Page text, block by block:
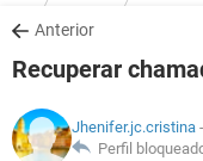
OUTLOOK
INSTAGRAM
GUIA DE COMPRAS
JOGOS
INSTAGRAM
DOWNLOADS
JOGOS
CELULAR
OUTLOOK
FÓRUM
JOGOS
GLOSSÁRIO
Anterior
Recuperar
Jhenifer.jc.cristina
Perfil